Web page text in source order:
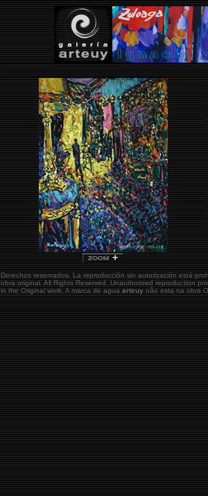
Derechos reservados. La reproducción sin autorización está
obra original.All Rights Reserved. Unauthorized reproduction
in the Original work. A marca de aguaarteuynão esta na obra